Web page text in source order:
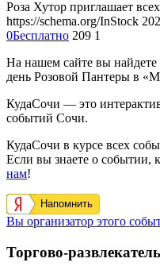
Роза Хутор приглашает
https://schema.org/InStock
0Бесплатно 209 1
На нашем сайте вы
день Розовой Пантеры в
КудаСочи — это
событий Сочи.
КудаСочи в курсе всех
Если вы знаете о событии,
нам!
Напомнить
Вы организатор этого
Торгово-